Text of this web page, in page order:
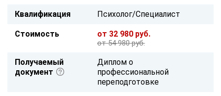
Квалификация Психолог/Специалист
Стоимость от 32 980 руб.
от 54 980 руб.
Получаемый
документ
Диплом о
профессиональной
переподготовке